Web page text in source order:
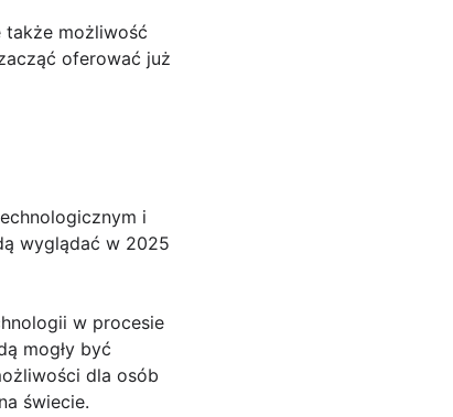
także możliwość
oferować już
i
wyglądać w 2025
w procesie
mogły być
dla osób
świecie.